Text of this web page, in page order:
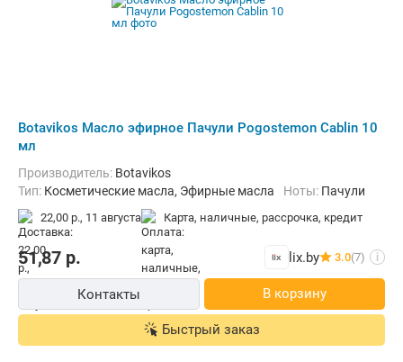
Botavikos Масло эфирное Пачули Pogostemon Cablin 10
мл
Производитель: Botavikos
Тип: Косметические масла, Эфирные масла Ноты: Пачули
22,00 р., 11 августа карта, наличные, рассрочка, кредит
51,87 р. lix.by 3.0(7) i
Контакты В корзину
Быстрый заказ